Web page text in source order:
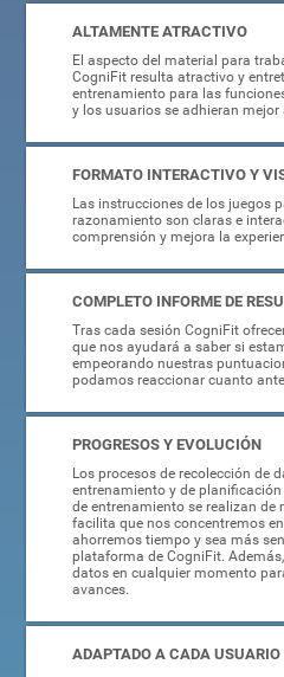
ALTAMENTE ATRACTIVO
El aspecto del material para
CogniFit resulta atractivo y
entrenamiento para las
y los usuarios se adhieran
FORMATO INTERACTIVO Y
Las instrucciones de los juegos
razonamiento son claras e
comprensión y mejora la
COMPLETO INFORME DE
Tras cada sesión CogniFit
que nos ayudará a saber si
empeorando nuestras
podamos reaccionar cuanto
PROGRESOS Y EVOLUCIÓN
Los procesos de recolección de
entrenamiento y de
de entrenamiento se realizan
facilita que nos concentremos
ahorremos tiempo y sea más
plataforma de CogniFit.
datos en cualquier momento
avances.
ADAPTADO A CADA USUARIO